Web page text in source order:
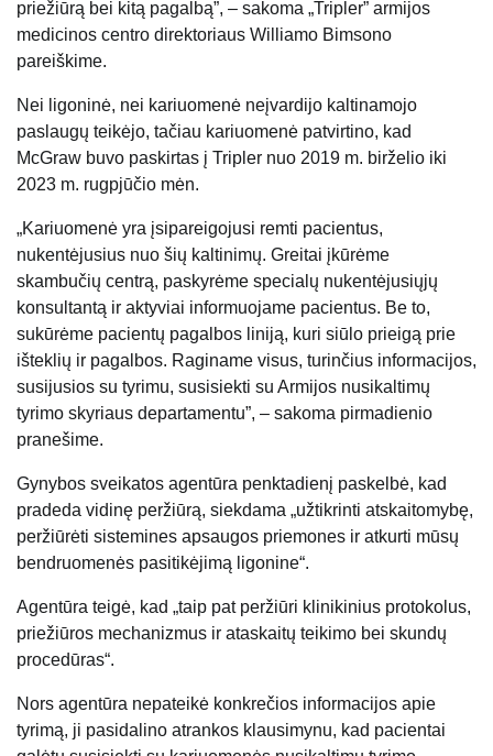
priežiūrą bei kitą pagalbą”, – sakoma „Tripler” armijos
medicinos centro direktoriaus Williamo Bimsono
pareiškime.
Nei ligoninė, nei kariuomenė neįvardijo kaltinamojo
paslaugų teikėjo, tačiau kariuomenė patvirtino, kad
McGraw buvo paskirtas į Tripler nuo 2019 m. birželio iki
2023 m. rugpjūčio mėn.
„Kariuomenė yra įsipareigojusi remti pacientus,
nukentėjusius nuo šių kaltinimų. Greitai įkūrėme
skambučių centrą, paskyrėme specialų nukentėjusiųjų
konsultantą ir aktyviai informuojame pacientus. Be to,
sukūrėme pacientų pagalbos liniją, kuri siūlo prieigą prie
išteklių ir pagalbos. Raginame visus, turinčius informacijos,
susijusios su tyrimu, susisiekti su Armijos nusikaltimų
tyrimo skyriaus departamentu”, – sakoma pirmadienio
pranešime.
Gynybos sveikatos agentūra penktadienį paskelbė, kad
pradeda vidinę peržiūrą, siekdama „užtikrinti atskaitomybę,
peržiūrėti sistemines apsaugos priemones ir atkurti mūsų
bendruomenės pasitikėjimą ligonine“.
Agentūra teigė, kad „taip pat peržiūri klinikinius protokolus,
priežiūros mechanizmus ir ataskaitų teikimo bei skundų
procedūras“.
Nors agentūra nepateikė konkrečios informacijos apie
tyrimą, ji pasidalino atrankos klausimynu, kad pacientai